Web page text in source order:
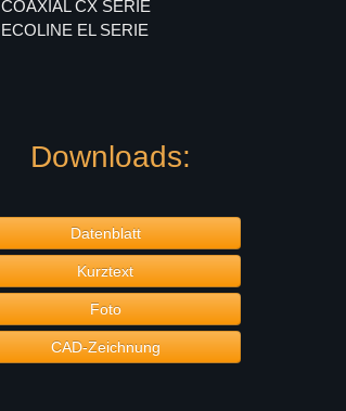
COAXIAL CX SERIE
ECOLINE EL SERIE
Downloads:
Datenblatt
Kurztext
Foto
CAD-Zeichnung